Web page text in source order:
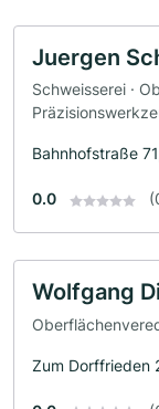
Juergen
Schweisserei ·
Bahnhofstraße
0.0
Wolfgang
Zum Dorffrieden